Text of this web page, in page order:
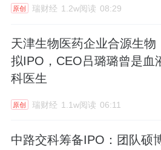
原创 瑞财经 1.2w阅读 08:29
天津生物医药企业合源生物
拟IPO，CEO吕璐璐曾是血
科医生
原创 瑞财经 1.1w阅读 06:11
中路交科筹备IPO：团队硕